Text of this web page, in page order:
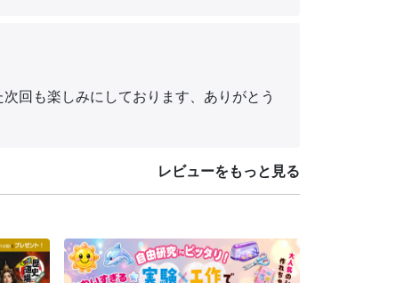
回も楽しみにしております、ありがとう
レビューをもっと見る